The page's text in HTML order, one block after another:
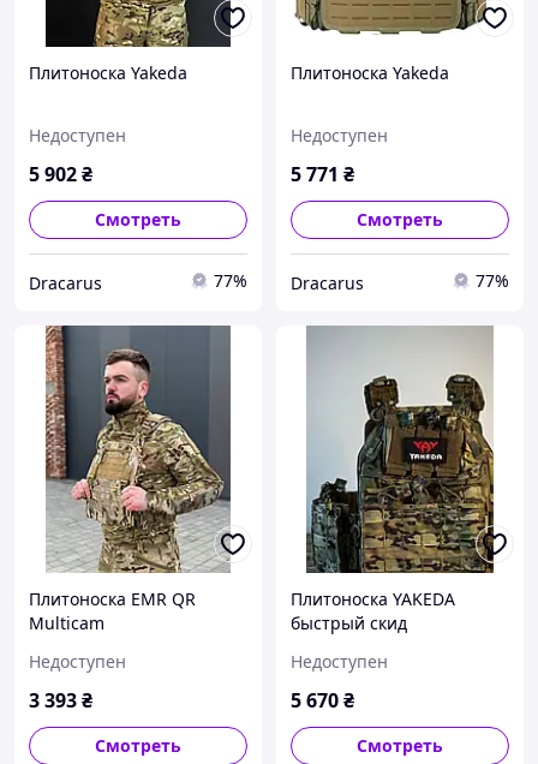
Плитоноска Yakeda
Недоступен
5 902₴
Смотреть
Dracarus 77%
Плитоноска Yakeda
Недоступен
5 771 ₴
Смотреть
Dracarus 77%
Плитоноска EMR QR
Multicam
Недоступен
3 393₴
Смотреть
Плитоноска YAKEDA
быстрый скид
Недоступен
5 670₴
Смотреть